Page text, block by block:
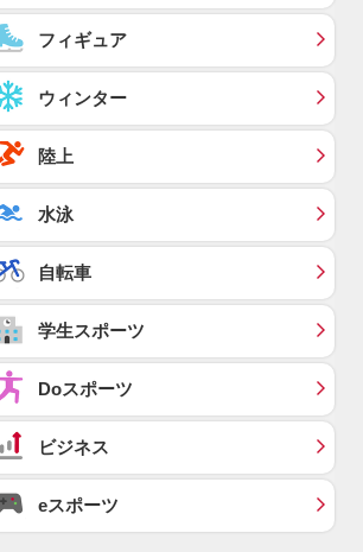
フィギュア
ウィンター
陸上
水泳
自転車
学生スポーツ
Doスポーツ
ビジネス
eスポーツ